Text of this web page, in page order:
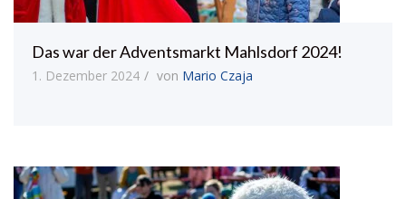
Das war der Adventsmarkt Mahlsdorf 2024!
1. Dezember 2024 von Mario Czaja